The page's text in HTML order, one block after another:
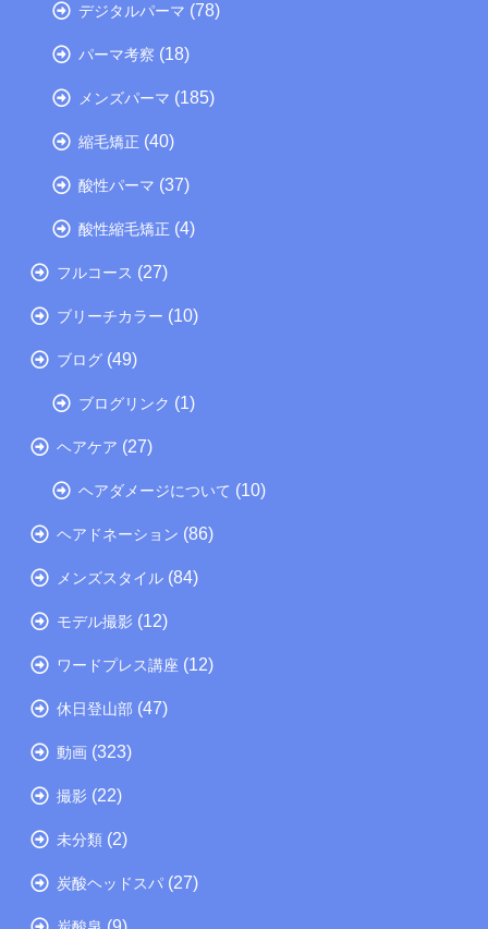
デジタルパーマ (78)
パーマ考察 (18)
メンズパーマ (185)
縮毛矯正 (40)
酸性パーマ (37)
酸性縮毛矯正 (4)
フルコース (27)
ブリーチカラー (10)
ブログ (49)
ブログリンク (1)
ヘアケア (27)
ヘアダメージについて (10)
ヘアドネーション (86)
メンズスタイル (84)
モデル撮影 (12)
ワードプレス講座 (12)
休日登山部 (47)
動画 (323)
撮影 (22)
未分類 (2)
炭酸ヘッドスパ (27)